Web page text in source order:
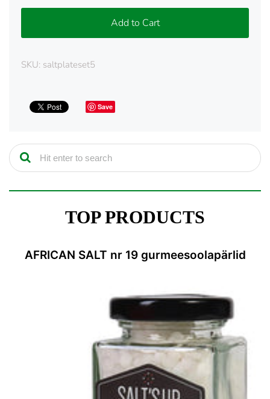
Add to Cart
SKU: saltplateset5
Save
TOP PRODUCTS
AFRICAN SALT nr 19 gurmeesoolapärlid